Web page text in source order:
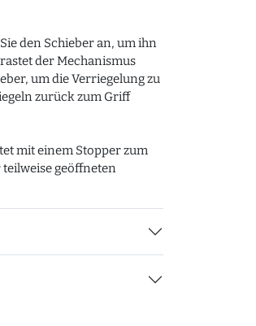
den Schieber an, um ihn
der Mechanismus
um die Verriegelung zu
zurück zum Griff
mit einem Stopper zum
geöffneten